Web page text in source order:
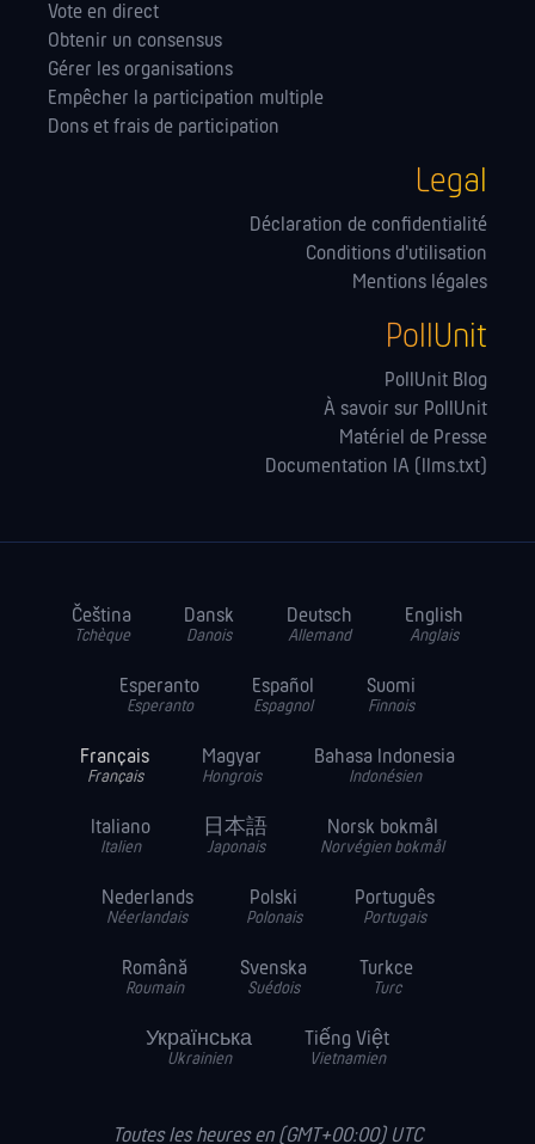
Vote en direct
Obtenir un consensus
Gérer les orga­nisations
Empêcher la participation multiple
Dons et frais de participation
Legal
Déclaration de confidentialité
Conditions d'utilisation
Mentions légales
PollUnit
PollUnit Blog
À savoir sur PollUnit
Matériel de Presse
Documentation IA (llms.txt)
Čeština
Tchèque
Dansk
Danois
Deutsch
Allemand
English
Anglais
Esperanto
Esperanto
Español
Espagnol
Suomi
Finnois
Français
Français
Magyar
Hongrois
Bahasa Indonesia
Indonésien
Italiano
Italien
日本語
Japonais
Norsk bokmål
Norvégien bokmål
Nederlands
Néerlandais
Polski
Polonais
Português
Portugais
Română
Roumain
Svenska
Suédois
Turkce
Turc
Українська
Ukrainien
Tiếng Việt
Vietnamien
Toutes les heures en (GMT+00:00) UTC